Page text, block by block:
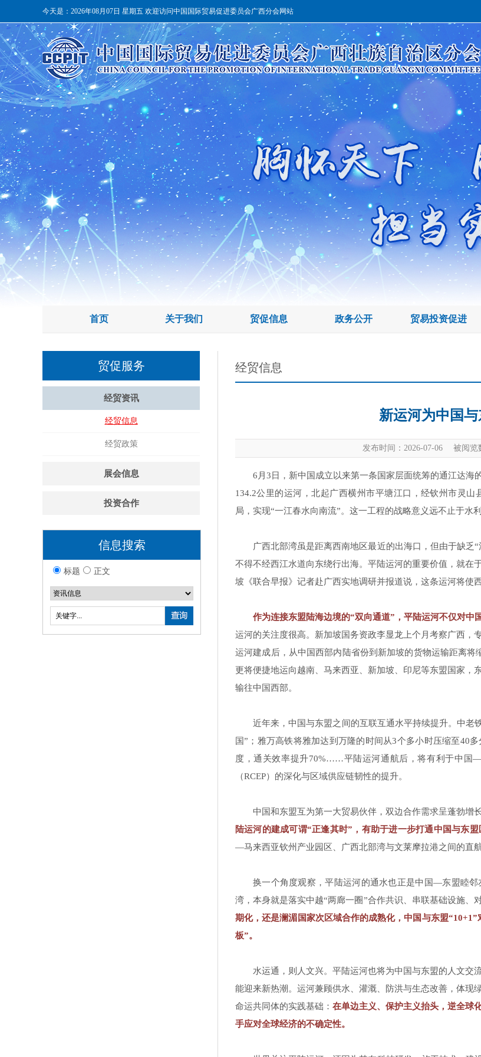
今天是： 2026年08月07日 星期五 欢迎访问中国国际贸易促进委员会广西分会网站
首页 关于我们 贸促信息 政务公开 贸易投资促进
贸促服务
经贸资讯
经贸信息
经贸政策
展会信息
投资合作
信息搜索
标题 正文
经贸信息
新运河为中国
发布时间：2026-07-06 被阅览
6月3日，新中国成立以来第一条国家层面统筹的通江达
134.2公里的运河，北起广西横州市平塘江口，经钦州市灵
局，实现“一江春水向南流”。这一工程的战略意义远不止于
广西北部湾虽是距离西南地区最近的出海口，但由于缺乏
不得不经西江水道向东绕行出海。平陆运河的重要价值，就
坡《联合早报》记者赴广西实地调研并报道说，这条运河将使
作为连接东盟陆海边境的“双向通道”，平陆运河不仅对中
运河的关注度很高。新加坡国务资政李显龙上个月考察广西
运河建成后，从中国西部内陆省份到新加坡的货物运输距离
更将便捷地运向越南、马来西亚、新加坡、印尼等东盟国家
输往中国西部。
近年来，中国与东盟之间的互联互通水平持续提升。中老
国”；雅万高铁将雅加达到万隆的时间从3个多小时压缩至40
度，通关效率提升70%……平陆运河通航后，将有利于中国
（RCEP）的深化与区域供应链韧性的提升。
中国和东盟互为第一大贸易伙伴，双边合作需求呈蓬勃增
陆运河的建成可谓“正逢其时”，有助于进一步打通中国与东盟
—马来西亚钦州产业园区、广西北部湾与文莱摩拉港之间的直
换一个角度观察，平陆运河的通水也正是中国—东盟睦
湾，本身就是落实中越“两廊一圈”合作共识、串联基础设施、
期化，还是澜湄国家次区域合作的成熟化，中国与东盟
板”。
水运通，则人文兴。平陆运河也将为中国与东盟的人文
能迎来新热潮。运河兼顾供水、灌溉、防洪与生态改善，体
命运共同体的实践基础：在单边主义、保护主义抬头，逆全球
手应对全球经济的不确定性。